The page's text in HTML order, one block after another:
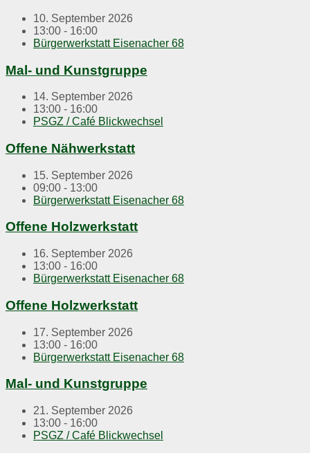
10. September 2026
13:00 - 16:00
Bürgerwerkstatt Eisenacher 68
Mal- und Kunstgruppe
14. September 2026
13:00 - 16:00
PSGZ / Café Blickwechsel
Offene Nähwerkstatt
15. September 2026
09:00 - 13:00
Bürgerwerkstatt Eisenacher 68
Offene Holzwerkstatt
16. September 2026
13:00 - 16:00
Bürgerwerkstatt Eisenacher 68
Offene Holzwerkstatt
17. September 2026
13:00 - 16:00
Bürgerwerkstatt Eisenacher 68
Mal- und Kunstgruppe
21. September 2026
13:00 - 16:00
PSGZ / Café Blickwechsel